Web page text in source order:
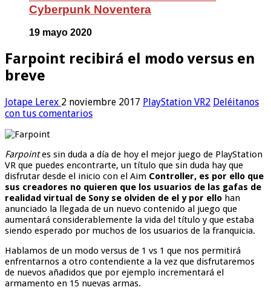
Cyberpunk Noventera
19 mayo 2020
Farpoint recibirá el modo versus en
breve
Jotape Lerex 2 noviembre 2017 PlayStation VR2 Deléitanos
con tus comentarios
Farpointes sin duda a día de hoy el mejor juego de PlayStation
VR que puedes encontrarte, un título que sin duda hay que
disfrutar desde el inicio con el Aim Controller, es por ello que
sus creadores no quieren que los usuarios de las gafas de
realidad virtual de Sony se olviden de el y por ello han
anunciado la llegada de un nuevo contenido al juego que
aumentará considerablemente la vida del título y que estaba
siendo esperado por muchos de los usuarios de la franquicia.
Hablamos de un modo versus de 1 vs 1 que nos permitirá
enfrentarnos a otro contendiente a la vez que disfrutaremos
de nuevos añadidos que por ejemplo incrementará el
armamento en 15 nuevas armas.